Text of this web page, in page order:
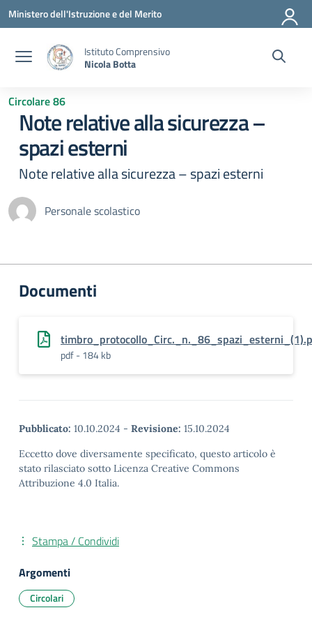
Vai ai contenuti
Vai al menu di navigazione
Vai al footer
Ministero dell'Istruzione e del Merito
Istituto Comprensivo
Nicola Botta
Circolare 86
Note relative alla sicurezza –
spazi esterni
Note relative alla sicurezza – spazi esterni
Personale scolastico
Documenti
pdf - 184 kb
Pubblicato: 10.10.2024 - Revisione: 15.10.2024
Eccetto dove diversamente specificato, questo articolo è
stato rilasciato sotto Licenza Creative Commons
Attribuzione 4.0 Italia.
Stampa / Condividi
Argomenti
Circolari